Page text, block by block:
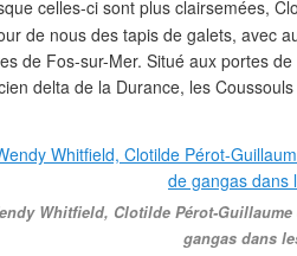
celles-ci sont plus clairsemées,
de nous des tapis de galets, avec
de Fos-sur-Mer. Situé aux portes
delta de la Durance, les
Whitfield, Clotilde Pérot-
gangas dans